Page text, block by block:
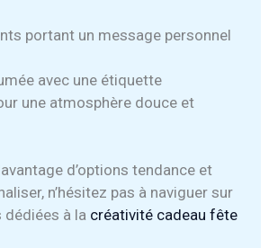
portant un message personnel
avec une étiquette
une atmosphère douce et
d’options tendance et
n’hésitez pas à naviguer sur
à la créativité cadeau fête